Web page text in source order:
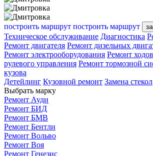
построить маршрут построить маршрут
Техническое обслуживание Диагностика
Ремонт двигателя Ремонт дизельных
Ремонт электрооборудования Ремонт
рулевого управления Ремонт тормозной
кузова
Детейлинг Кузовной ремонт Замена стекол
Выбрать марку
Ремонт Ауди
Ремонт БИД
Ремонт БМВ
Ремонт Бентли
Ремонт Вольво
Ремонт Воя
Ремонт Генезис